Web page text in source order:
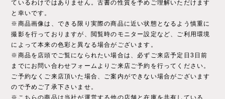
ているわけではありません。古書の性質を予めご理解いただけます
と幸いです。
※商品画像は、できる限り実際の商品に近い状態となるよう慎重に
撮影を行っておりますが、閲覧時のモニター設定など、ご利用環境
によって本来の色彩と異なる場合がございます。
※商品を店頭でご覧になられたい場合は、必ずご来店予定日3日前
までにお問い合わせフォームよりご来店ご予約を行ってください。
ご予約なくご来店頂いた場合、ご案内ができない場合がございます
ので予めご了承下さいませ。